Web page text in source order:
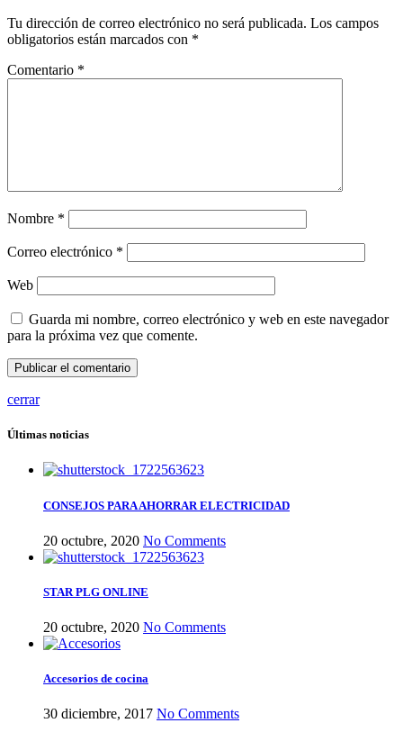
Tu dirección de correo electrónico no será publicada. Los campos
obligatorios están marcados con *
Comentario *
Nombre *
Correo electrónico *
Web
Guarda mi nombre, correo electrónico y web en este navegador
para la próxima vez que comente.
cerrar
Últimas noticias
CONSEJOS PARA AHORRAR ELECTRICIDAD
20 octubre, 2020 No Comments
STAR PLG ONLINE
20 octubre, 2020 No Comments
Accesorios de cocina
30 diciembre, 2017 No Comments